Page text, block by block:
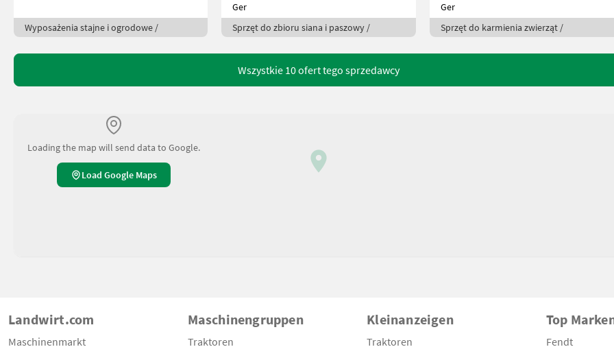
Wyposażenia stajne i ogrodowe /
Ger
Sprzęt do zbioru siana i paszowy /
Ger
Sprzęt do karmienia zwierząt /
Wszystkie 10 ofert tego sprzedawcy
Loading the map will send data to Google.
Load Google Maps
Landwirt.com
Maschinenmarkt
Maschinengruppen
Traktoren
Kleinanzeigen
Traktoren
Top
Fendt